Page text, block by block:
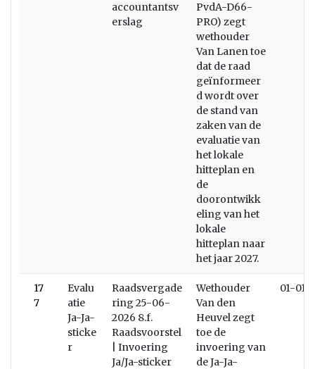
accountantsv
erslag
PvdA-D66-
PRO) zegt
wethouder
Van Lanen toe
dat de raad
geïnformeer
d wordt over
de stand van
zaken van de
evaluatie van
het lokale
hitteplan en
de
doorontwikk
eling van het
lokale
hitteplan naar
het jaar 2027.
17
7
Evalu
atie
Ja-Ja-
sticke
r
Raadsvergade
ring 25-06-
2026 8.f.
Raadsvoorstel
| Invoering
Ja/Ja-sticker
Wethouder
Van den
Heuvel zegt
toe de
invoering van
de Ja-Ja-
01-01-